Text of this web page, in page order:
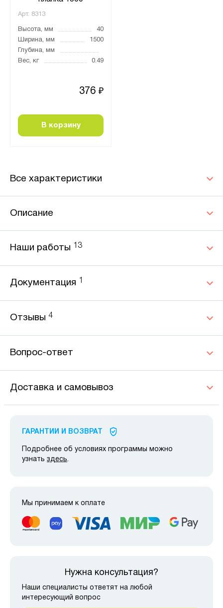
Арт. 8313
Высота, мм
40
Ширина, мм
1500
Глубина, мм
Вес, кг
0.49
376 ₽
В корзину
Все характеристики
Описание
Наши работы 13
Документация
Отзывы 4
Вопрос-ответ
Доставка и самовывоз
ГАРАНТИИ И ВОЗВРАТ
Подробнее об условиях программы можно
узнать здесь.
Мы принимаем к оплате
Нужна консультация?
Наши специалисты ответят на любой
интересующий вопрос